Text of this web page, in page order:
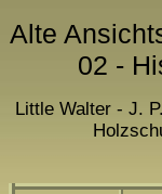
Alte
02 -
Little Walter - J.